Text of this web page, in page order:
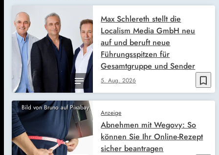
bookmark_border
5. Aug. 2026
Max Schlereth stellt die
Localism Media GmbH neu
auf und beruft neue
Führungsspitzen für
Gesamtgruppe und Sender
Bild von Bruno auf Pixabay
Anzeige
Abnehmen mit Wegovy: So
können Sie Ihr Online-Rezept
sicher beantragen